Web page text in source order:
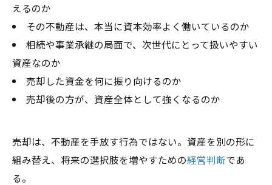
えるのか
その不動産は、本当に資本効率よく働いているのか
相続や事業承継の局面で、次世代にとって扱いやすい
資産なのか
売却した資金を何に振り向けるのか
売却後の方が、資産全体として強くなるのか
売却は、不動産を手放す行為ではない。資産を別の形に
組み替え、将来の選択肢を増やすための経営判断であ
る。